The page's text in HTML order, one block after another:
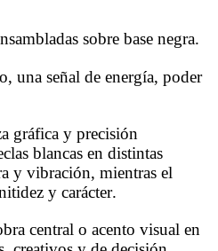
sobre base negra.
una señal de energía, poder
gráfica y precisión
blancas en distintas
y vibración, mientras el
y carácter.
central o acento visual en